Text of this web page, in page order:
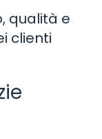
qualità e
clienti